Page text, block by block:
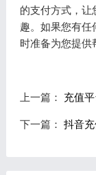
的支付方式，让
趣。如果您有任
时准备为您提供
上一篇： 充值
下一篇： 抖音